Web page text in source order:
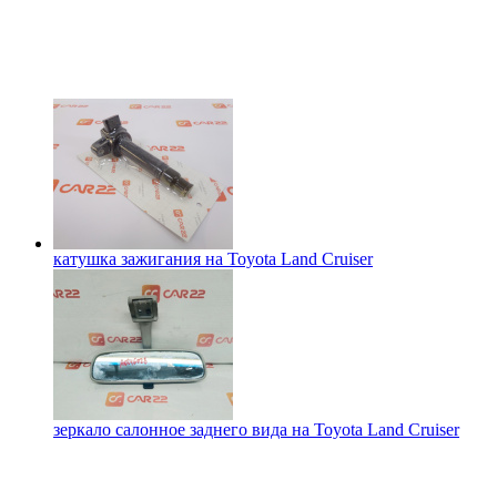
катушка зажигания на Toyota Land Cruiser
зеркало салонное заднего вида на Toyota Land Cruiser